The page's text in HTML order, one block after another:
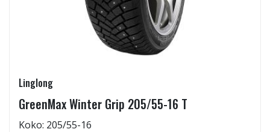
Linglong
GreenMax Winter Grip 205/55-16 T
Koko: 205/55-16